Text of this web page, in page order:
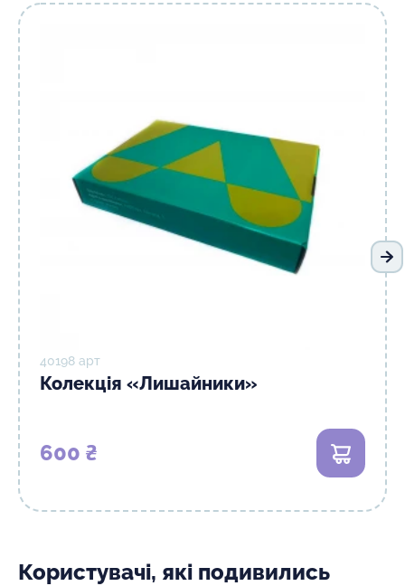
40198 арт
Колекція «Лишайники»
600 ₴ В кошик
Користувачі, які подивились